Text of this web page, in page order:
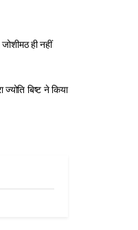
ही नहीं
बिष्ट ने किया